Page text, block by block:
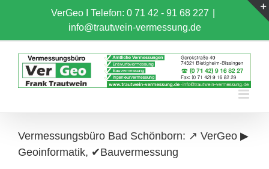
content
VerGeo I Telefon: 0 71 42 - 91 68 227
info@trautwein-vermessung.de
Vermessungsbüro Bad Schönborn: ↗️ VerGeo ▶︎
Geoinformatik, ✔Bauvermessung